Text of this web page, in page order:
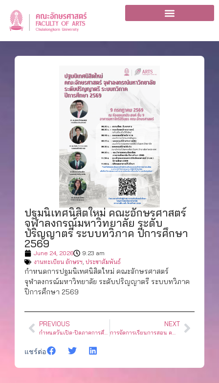
ปฐมนิเทศนิสิตใหม่ คณะอักษรศาสตร์
จุฬาลงกรณ์มหาวิทยาลัย ระดับ
ปริญญาตรี ระบบทวิภาค ปีการศึกษา
2569
June 24, 2026
9:23 am
งานทะเบียน อักษรฯ ประชาสัมพันธ์
กำหนดการปฐมนิเทศนิสิตใหม่ คณะอักษรศาสตร์
จุฬาลงกรณ์มหาวิทยาลัย ระดับปริญญาตรี ระบบทวิภาค
ปีการศึกษา 2569
PREVIOUS
กำหนดวันเปิด-ปิดภาคการศึกษาของจุฬาลงกรณ์มหาวิทยาลัย ปีการศึกษา 2569
NEXT
การจัดการเรียนการสอน คณะอักษรศาสตร์ ภาคการศึกษาต้น ปีการศึกษา 2569
แชร์ต่อ